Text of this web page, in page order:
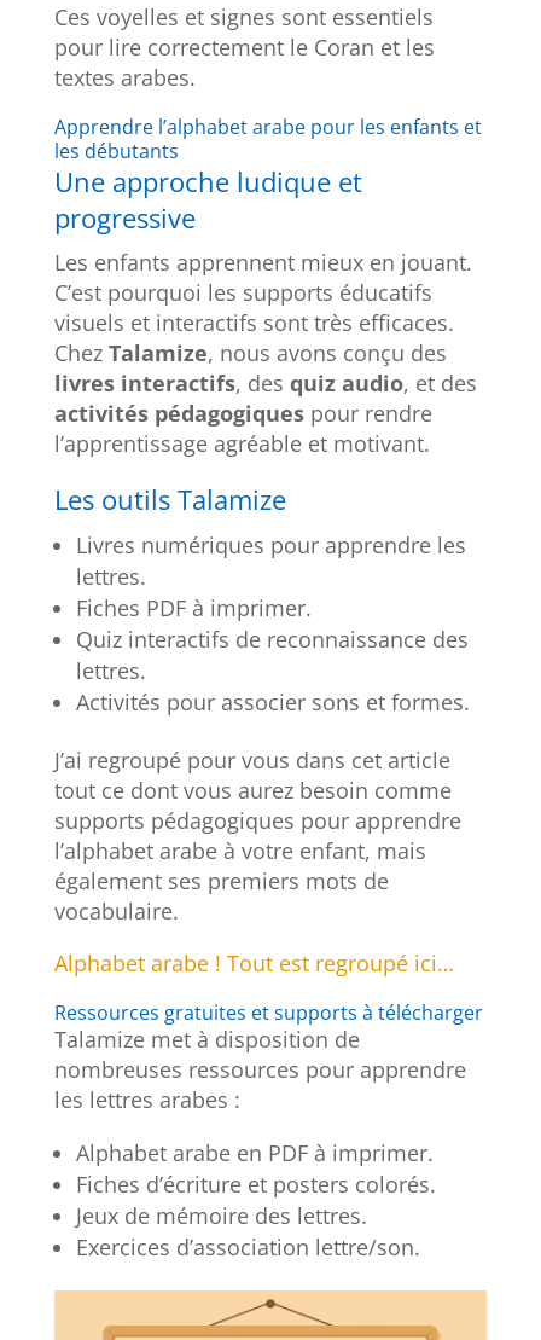
Ces voyelles et signes sont essentiels
pour lire correctement le Coran et les
textes arabes.
Apprendre l’alphabet arabe pour les enfants et
les débutants
Une approche ludique et
progressive
Les enfants apprennent mieux en jouant.
C’est pourquoi les supports éducatifs
visuels et interactifs sont très efficaces.
Chez Talamize, nous avons conçu des
livres interactifs, des quiz audio, et des
activités pédagogiquespour rendre
l’apprentissage agréable et motivant.
Les outils Talamize
Livres numériques pour apprendre les
lettres.
Fiches PDF à imprimer.
Quiz interactifs de reconnaissance des
lettres.
Activités pour associer sons et formes.
J’ai regroupé pour vous dans cet article
tout ce dont vous aurez besoin comme
supports pédagogiques pour apprendre
l’alphabet arabe à votre enfant, mais
également ses premiers mots de
vocabulaire.
Alphabet arabe ! Tout est regroupé ici…
Ressources gratuites et supports à télécharger
Talamize met à disposition de
nombreuses ressources pour apprendre
les lettres arabes :
Alphabet arabe en PDF à imprimer.
Fiches d’écriture et posters colorés.
Jeux de mémoire des lettres.
Exercices d’association lettre/son.